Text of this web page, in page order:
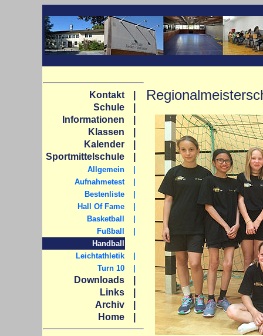
Kontakt
Schule
Informationen
Klassen
Kalender
Sportmittelschule
Allgemein
Aufnahmetest
Bestenliste
Hall Of Fame
Basketball
Fußball
Handball
Leichtathletik
Turn 10
Downloads
Links
Archiv
Home